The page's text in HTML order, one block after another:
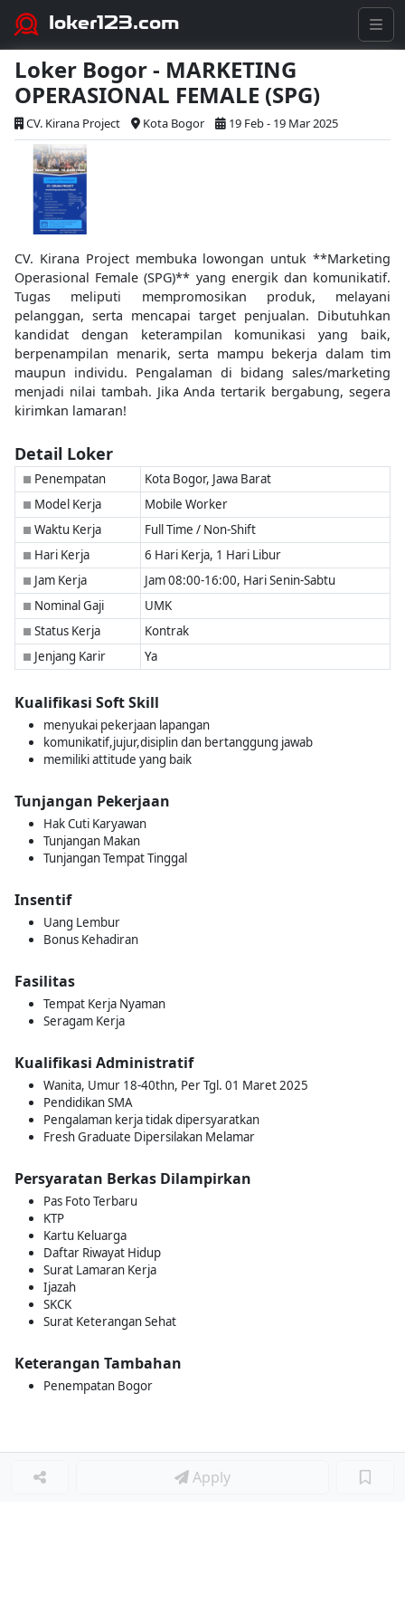
loker123.com
Loker Bogor - MARKETING
OPERASIONAL FEMALE (SPG)
CV. Kirana Project Kota Bogor 19 Feb - 19 Mar 2025
CV. Kirana Project membuka lowongan untuk **Marketing
Operasional Female (SPG)** yang energik dan komunikatif.
Tugas meliputi mempromosikan produk, melayani
pelanggan, serta mencapai target penjualan. Dibutuhkan
kandidat dengan keterampilan komunikasi yang baik,
berpenampilan menarik, serta mampu bekerja dalam tim
maupun individu. Pengalaman di bidang sales/marketing
menjadi nilai tambah. Jika Anda tertarik bergabung, segera
kirimkan lamaran!
Detail Loker
■ Penempatan Kota Bogor, Jawa Barat
■ Model Kerja Mobile Worker
■ Waktu Kerja Full Time / Non-Shift
■ Hari Kerja 6 Hari Kerja, 1 Hari Libur
■ Jam Kerja Jam 08:00-16:00, Hari Senin-Sabtu
■ Nominal Gaji UMK
■ Status Kerja Kontrak
■ Jenjang Karir Ya
Kualifikasi Soft Skill
menyukai pekerjaan lapangan
komunikatif,jujur,disiplin dan bertanggung jawab
memiliki attitude yang baik
Tunjangan Pekerjaan
Hak Cuti Karyawan
Tunjangan Makan
Tunjangan Tempat Tinggal
Insentif
Uang Lembur
Bonus Kehadiran
Fasilitas
Tempat Kerja Nyaman
Seragam Kerja
Kualifikasi Administratif
Wanita, Umur 18-40thn, Per Tgl. 01 Maret 2025
Pendidikan SMA
Pengalaman kerja tidak dipersyaratkan
Fresh Graduate Dipersilakan Melamar
Persyaratan Berkas Dilampirkan
Pas Foto Terbaru
KTP
Kartu Keluarga
Daftar Riwayat Hidup
Surat Lamaran Kerja
Ijazah
SKCK
Surat Keterangan Sehat
Keterangan Tambahan
Penempatan Bogor
Apply